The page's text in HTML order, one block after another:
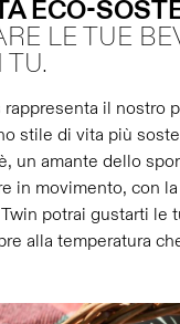
ECO-
LE TUE
TU.
il nostro
stile di vita più
un amante dello
in movimento, con
potrai gustarti le
alla temperatura